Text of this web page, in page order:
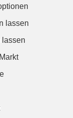
lassen
lassen